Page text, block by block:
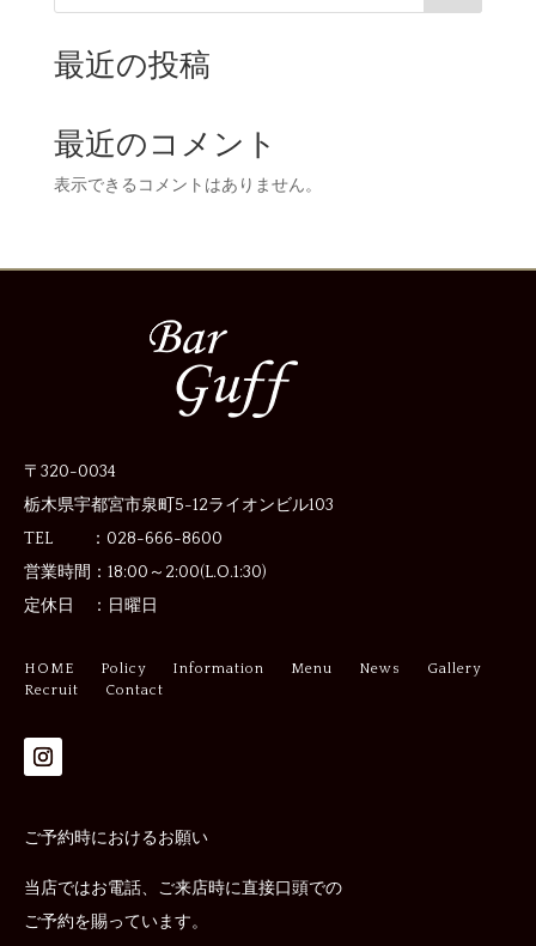
最近の投稿
最近のコメント
表示できるコメントはありません。
〒320-0034
栃木県宇都宮市泉町5-12ライオンビル103
TEL ：028-666-8600
営業時間： 18:00～2:00(L.O.1:30)
定休日 ： 日曜日
HOME Policy Information Menu News
Gallery
Recruit
Contact
ご予約時におけるお願い
当店ではお電話、ご来店時に直接口頭での
ご予約を賜っています。